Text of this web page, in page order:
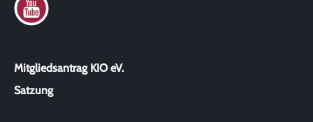
Mitgliedsantrag KIO eV.
Satzung